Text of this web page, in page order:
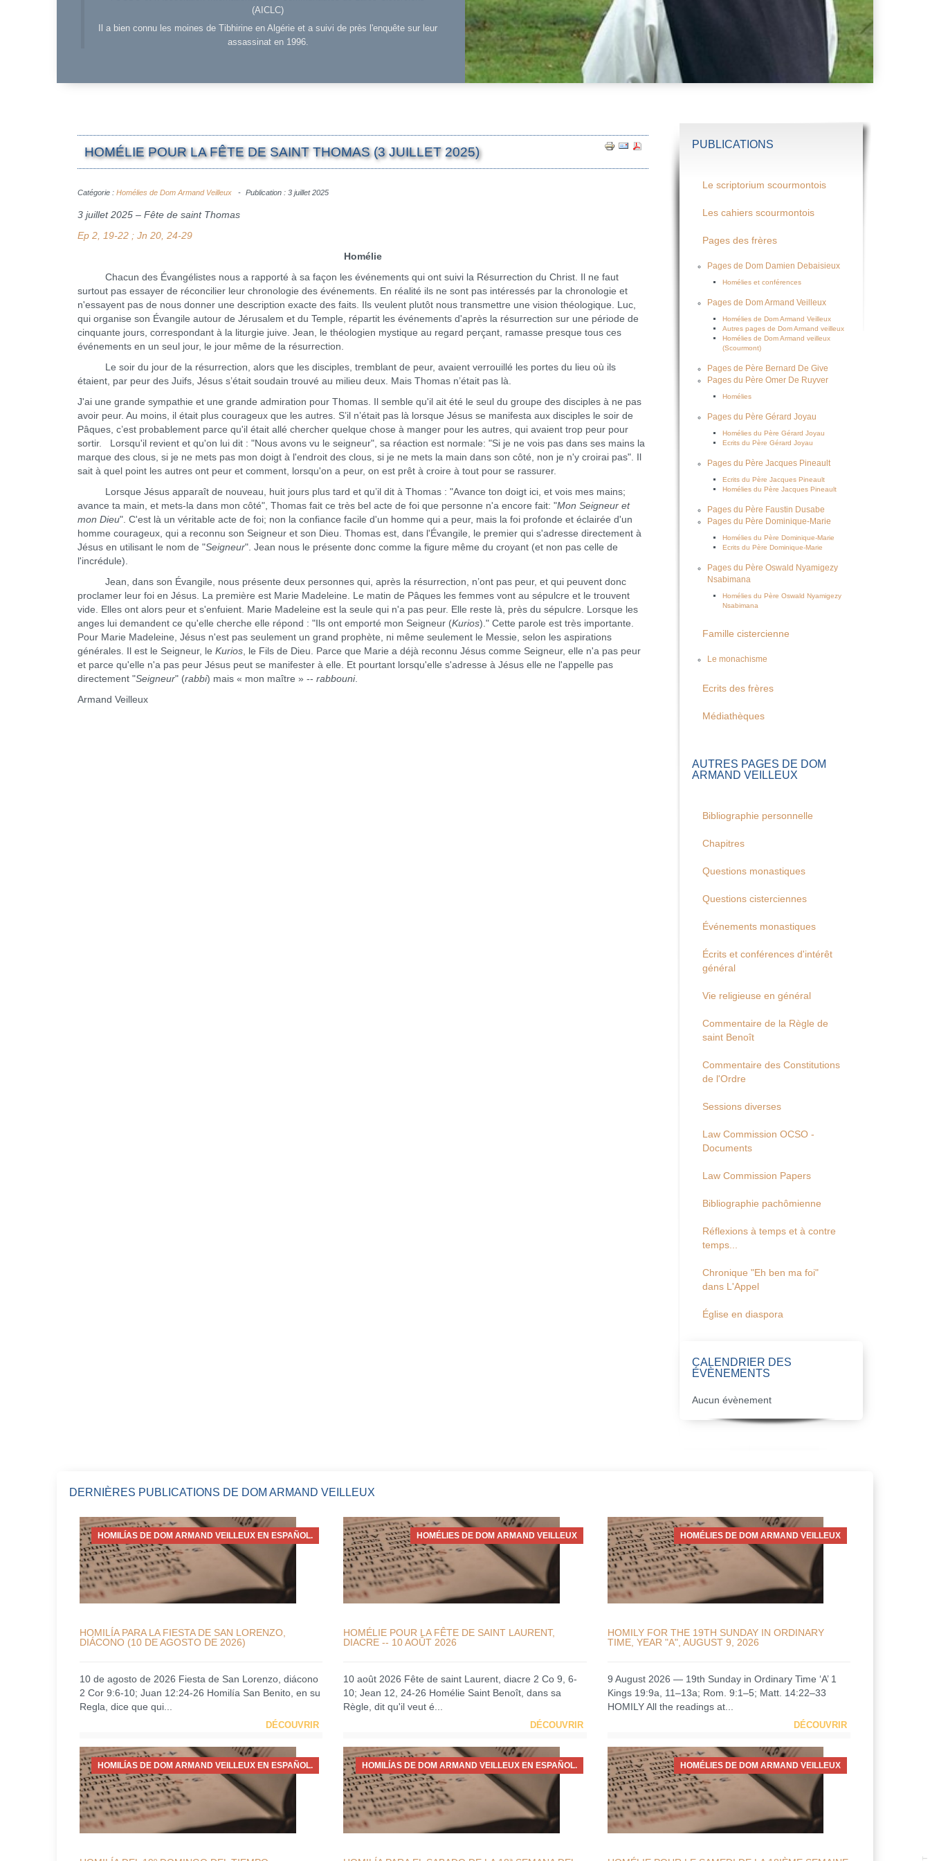
(AICLC)
Il a bien connu les moines de Tibhirine en Algérie et a suivi de près l'enquête sur leur
assassinat en 1996.
HOMÉLIE POUR LA FÊTE DE SAINT THOMAS (3 JUILLET 2025)
Catégorie : Homélies de Dom Armand Veilleux Publication : 3 juillet 2025
3 juillet 2025 – Fête de saint Thomas
Ep 2, 19-22 ; Jn 20, 24-29
Homélie
Chacun des Évangélistes nous a rapporté à sa façon les événements qui ont suivi la Résurrection du Christ. Il ne faut
surtout pas essayer de réconcilier leur chronologie des événements. En réalité ils ne sont pas intéressés par la chronologie et
n'essayent pas de nous donner une description exacte des faits. Ils veulent plutôt nous transmettre une vision théologique. Luc,
qui organise son Évangile autour de Jérusalem et du Temple, répartit les événements d'après la résurrection sur une période de
cinquante jours, correspondant à la liturgie juive. Jean, le théologien mystique au regard perçant, ramasse presque tous ces
événements en un seul jour, le jour même de la résurrection.
Le soir du jour de la résurrection, alors que les disciples, tremblant de peur, avaient verrouillé les portes du lieu où ils
étaient, par peur des Juifs, Jésus s’était soudain trouvé au milieu deux. Mais Thomas n’était pas là.
J'ai une grande sympathie et une grande admiration pour Thomas. Il semble qu'il ait été le seul du groupe des disciples à ne pas
avoir peur. Au moins, il était plus courageux que les autres. S’il n’était pas là lorsque Jésus se manifesta aux disciples le soir de
Pâques, c’est probablement parce qu'il était allé chercher quelque chose à manger pour les autres, qui avaient trop peur pour
sortir. Lorsqu'il revient et qu'on lui dit : "Nous avons vu le seigneur", sa réaction est normale: "Si je ne vois pas dans ses mains la
marque des clous, si je ne mets pas mon doigt à l'endroit des clous, si je ne mets la main dans son côté, non je n'y croirai pas". Il
sait à quel point les autres ont peur et comment, lorsqu'on a peur, on est prêt à croire à tout pour se rassurer.
Lorsque Jésus apparaît de nouveau, huit jours plus tard et qu’il dit à Thomas : "Avance ton doigt ici, et vois mes mains;
avance ta main, et mets-la dans mon côté", Thomas fait ce très bel acte de foi que personne n'a encore fait: "Mon Seigneur et
mon Dieu". C'est là un véritable acte de foi; non la confiance facile d'un homme qui a peur, mais la foi profonde et éclairée d'un
homme courageux, qui a reconnu son Seigneur et son Dieu. Thomas est, dans l'Évangile, le premier qui s'adresse directement à
Jésus en utilisant le nom de "Seigneur". Jean nous le présente donc comme la figure même du croyant (et non pas celle de
l'incrédule).
Jean, dans son Évangile, nous présente deux personnes qui, après la résurrection, n’ont pas peur, et qui peuvent donc
proclamer leur foi en Jésus. La première est Marie Madeleine. Le matin de Pâques les femmes vont au sépulcre et le trouvent
vide. Elles ont alors peur et s'enfuient. Marie Madeleine est la seule qui n'a pas peur. Elle reste là, près du sépulcre. Lorsque les
anges lui demandent ce qu'elle cherche elle répond : "Ils ont emporté mon Seigneur (Kurios)." Cette parole est très importante.
Pour Marie Madeleine, Jésus n'est pas seulement un grand prophète, ni même seulement le Messie, selon les aspirations
générales. Il est le Seigneur, le Kurios, le Fils de Dieu. Parce que Marie a déjà reconnu Jésus comme Seigneur, elle n'a pas peur
et parce qu'elle n'a pas peur Jésus peut se manifester à elle. Et pourtant lorsqu'elle s'adresse à Jésus elle ne l'appelle pas
directement "Seigneur" (rabbi) mais « mon maître » -- rabbouni.
Armand Veilleux
PUBLICATIONS
Le scriptorium scourmontois
Les cahiers scourmontois
Pages des frères
Pages de Dom Damien Debaisieux
Homélies et conférences
Pages de Dom Armand Veilleux
Homélies de Dom Armand Veilleux
Autres pages de Dom Armand veilleux
Homélies de Dom Armand veilleux
(Scourmont)
Pages de Père Bernard De Give
Pages du Père Omer De Ruyver
Homélies
Pages du Père Gérard Joyau
Homélies du Père Gérard Joyau
Ecrits du Père Gérard Joyau
Pages du Père Jacques Pineault
Ecrits du Père Jacques Pineault
Homélies du Père Jacques Pineault
Pages du Père Faustin Dusabe
Pages du Père Dominique-Marie
Homélies du Père Dominique-Marie
Ecrits du Père Dominique-Marie
Pages du Père Oswald Nyamigezy
Nsabimana
Homélies du Père Oswald Nyamigezy
Nsabimana
Famille cistercienne
Le monachisme
Ecrits des frères
Médiathèques
AUTRES PAGES DE DOM
ARMAND VEILLEUX
Bibliographie personnelle
Chapitres
Questions monastiques
Questions cisterciennes
Événements monastiques
Écrits et conférences d'intérêt
général
Vie religieuse en général
Commentaire de la Règle de
saint Benoît
Commentaire des Constitutions
de l'Ordre
Sessions diverses
Law Commission OCSO -
Documents
Law Commission Papers
Bibliographie pachômienne
Réflexions à temps et à contre
temps...
Chronique "Eh ben ma foi"
dans L'Appel
Église en diaspora
CALENDRIER DES
ÉVÈNEMENTS
Aucun évènement
DERNIÈRES PUBLICATIONS DE DOM ARMAND VEILLEUX
HOMILÍAS DE DOM ARMAND VEILLEUX EN ESPAÑOL.
HOMILÍA PARA LA FIESTA DE SAN LORENZO,
DIÁCONO (10 DE AGOSTO DE 2026)
10 de agosto de 2026 Fiesta de San Lorenzo, diácono
2 Cor 9:6-10; Juan 12:24-26 Homilía San Benito, en su
Regla, dice que qui...
DÉCOUVRIR
HOMÉLIES DE DOM ARMAND VEILLEUX
HOMÉLIE POUR LA FÊTE DE SAINT LAURENT,
DIACRE -- 10 AOÛT 2026
10 août 2026 Fête de saint Laurent, diacre 2 Co 9, 6-
10; Jean 12, 24-26 Homélie Saint Benoît, dans sa
Règle, dit qu'il veut é...
DÉCOUVRIR
HOMÉLIES DE DOM ARMAND VEILLEUX
HOMILY FOR THE 19TH SUNDAY IN ORDINARY
TIME, YEAR "A", AUGUST 9, 2026
9 August 2026 — 19th Sunday in Ordinary Time ‘A’ 1
Kings 19:9a, 11–13a; Rom. 9:1–5; Matt. 14:22–33
HOMILY All the readings at...
DÉCOUVRIR
HOMILÍAS DE DOM ARMAND VEILLEUX EN ESPAÑOL. HOMILÍAS DE DOM ARMAND VEILLEUX EN ESPAÑOL. HOMÉLIES DE DOM ARMAND VEILLEUX